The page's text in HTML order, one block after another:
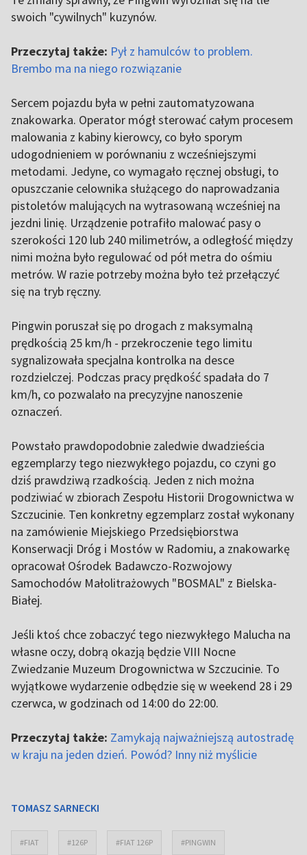
swoich "cywilnych" kuzynów.
Przeczytaj także: Pył z hamulców to problem.
Brembo ma na niego rozwiązanie
Sercem pojazdu była w pełni zautomatyzowana
znakowarka. Operator mógł sterować całym procesem
malowania z kabiny kierowcy, co było sporym
udogodnieniem w porównaniu z wcześniejszymi
metodami. Jedyne, co wymagało ręcznej obsługi, to
opuszczanie celownika służącego do naprowadzania
pistoletów malujących na wytrasowaną wcześniej na
jezdni linię. Urządzenie potrafiło malować pasy o
szerokości 120 lub 240 milimetrów, a odległość między
nimi można było regulować od pół metra do ośmiu
metrów. W razie potrzeby można było też przełączyć
się na tryb ręczny.
Pingwin poruszał się po drogach z maksymalną
prędkością 25 km/h - przekroczenie tego limitu
sygnalizowała specjalna kontrolka na desce
rozdzielczej. Podczas pracy prędkość spadała do 7
km/h, co pozwalało na precyzyjne nanoszenie
oznaczeń.
Powstało prawdopodobnie zaledwie dwadzieścia
egzemplarzy tego niezwykłego pojazdu, co czyni go
dziś prawdziwą rzadkością. Jeden z nich można
podziwiać w zbiorach Zespołu Historii Drogownictwa w
Szczucinie. Ten konkretny egzemplarz został wykonany
na zamówienie Miejskiego Przedsiębiorstwa
Konserwacji Dróg i Mostów w Radomiu, a znakowarkę
opracował Ośrodek Badawczo-Rozwojowy
Samochodów Małolitrażowych "BOSMAL" z Bielska-
Białej.
Jeśli ktoś chce zobaczyć tego niezwykłego Malucha na
własne oczy, dobrą okazją będzie VIII Nocne
Zwiedzanie Muzeum Drogownictwa w Szczucinie. To
wyjątkowe wydarzenie odbędzie się w weekend 28 i 29
czerwca, w godzinach od 14:00 do 22:00.
Przeczytaj także: Zamykają najważniejszą autostradę
w kraju na jeden dzień. Powód? Inny niż myślicie
TOMASZ SARNECKI
#FIAT #126P #FIAT 126P #PINGWIN